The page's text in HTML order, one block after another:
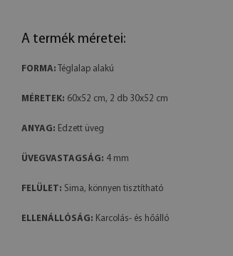
A termék méretei:
FORMA: Téglalap alakú
MÉRETEK: 60x52 cm, 2 db 30x52 cm
ANYAG: Edzett üveg
ÜVEGVASTAGSÁG: 4 mm
FELÜLET: Sima, könnyen tisztítható
ELLENÁLLÓSÁG: Karcolás- és hőálló